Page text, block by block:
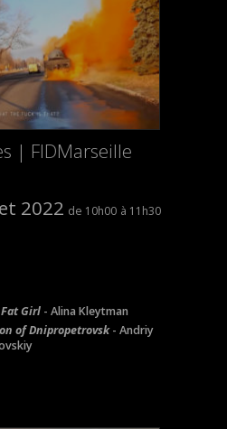
| FIDMarseille
2022
10h00 11h30
Girl- Alina Kleytman
of Dnipropetrovsk- Andriy